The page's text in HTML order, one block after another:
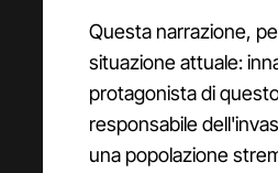
Questa narrazione,
situazione attuale:
protagonista di
responsabile
una popolazione